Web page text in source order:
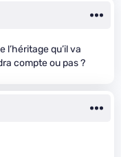
l’héritage qu’il va
compte ou pas ?